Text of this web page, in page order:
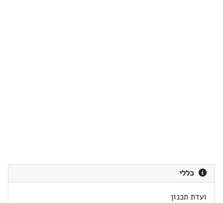
כללי
ועדת תכנון